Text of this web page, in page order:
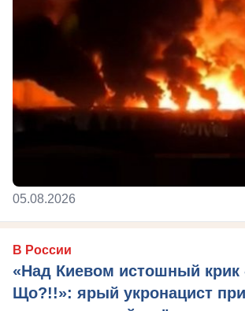
05.08.2026
В России
«Над Киевом истошный крик
Що?!!»: ярый укронацист